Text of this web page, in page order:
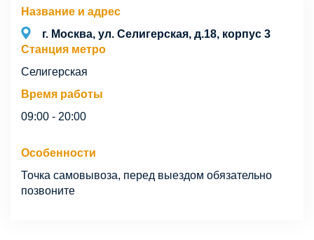
Название и адрес
г. Москва, ул. Селигерская, д.18, корпус 3
Станция метро
Селигерская
Время работы
09:00 - 20:00
Особенности
Точка самовывоза, перед выездом обязательно
позвоните